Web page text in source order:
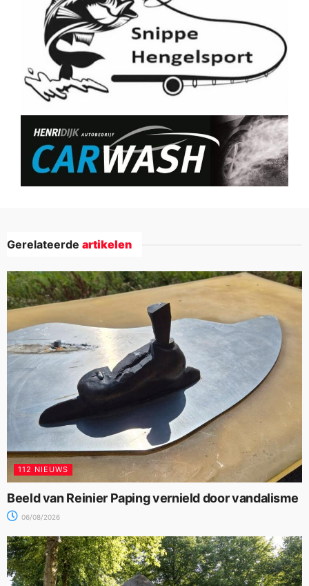
Gerelateerde artikelen
112 NIEUWS
Beeld van Reinier Paping vernield door vandalisme
06/08/2026